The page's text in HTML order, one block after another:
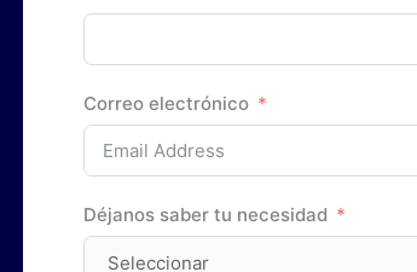
Correo electrónico
Déjanos saber tu necesidad